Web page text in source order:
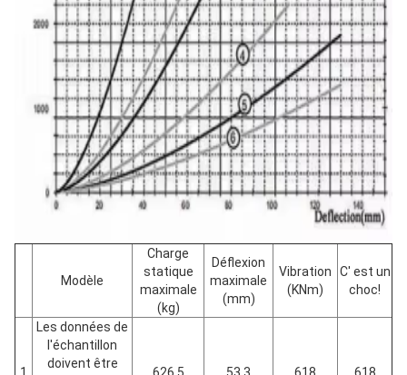
Modèle
Charge
statique
maximale
(kg)
Déflexion
maximale
(mm)
Vibration
(KNm)
C' est un
choc!
Les données de
l'échantillon
doivent être